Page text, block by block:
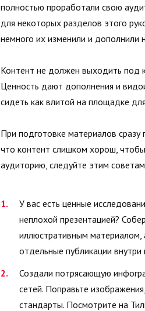
полностью проработали свою
для некоторых разделов этого
немного их изменили и
Контент не должен выходить под
Ценность дают дополнения и
сидеть как влитой на площадке
При подготовке материалов
что контент слишком хорош,
аудиторию, следуйте этим
У вас есть ценные
неплохой презентацией?
иллюстративным материалом,
отдельные публикации внутри
Создали потрясающую
сетей. Поправьте
стандарты. Посмотрите на